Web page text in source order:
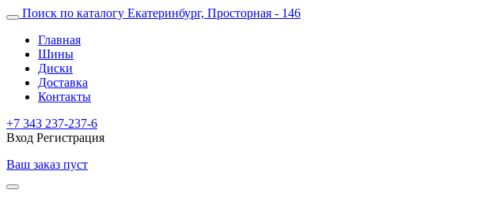
Поиск по каталогу Екатеринбург, Просторная - 146
Главная
Шины
Диски
Доставка
Контакты
+7 343 237-237-6
Вход Регистрация
Ваш заказ пуст